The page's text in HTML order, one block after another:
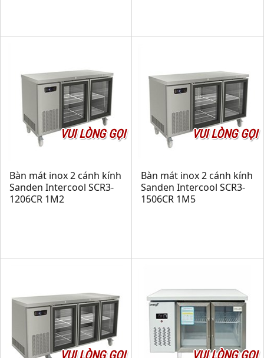
VUI LÒNG GỌI
Bàn mát inox 2 cánh kính
Sanden Intercool SCR3-
1206CR 1M2
VUI LÒNG GỌI
Bàn mát inox 2 cánh kính
Sanden Intercool SCR3-
1506CR 1M5
VUI LÒNG GỌI VUI LÒNG GỌI